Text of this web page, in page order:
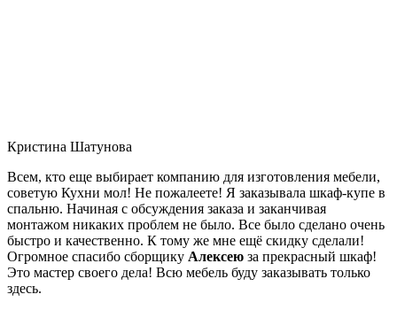
Кристина Шатунова
Всем, кто еще выбирает компанию для изготовления мебели,
советую Кухни мол! Не пожалеете! Я заказывала шкаф-купе в
спальню. Начиная с обсуждения заказа и заканчивая
монтажом никаких проблем не было. Все было сделано очень
быстро и качественно. К тому же мне ещё скидку сделали!
Огромное спасибо сборщику Алексею за прекрасный шкаф!
Это мастер своего дела! Всю мебель буду заказывать только
здесь.